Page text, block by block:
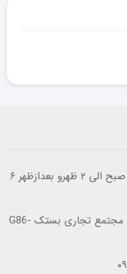
زمانی کاری: شنبه تا پنچ شنبه ساعت ۹ صبح الی ۲ ظهرو بعدازظهر ۶
آدرس: استان هرمزگان شهرستان بستک مجتمع تجاری بستک G86-